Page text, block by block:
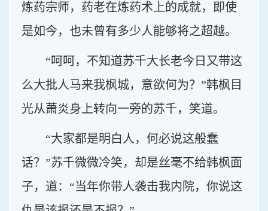
炼药宗师，药老在炼药术上的成就，即使
是如今，也未曾有多少人能够将之超越。
“呵呵，不知道苏千大长老今日又带这
么大批人马来我枫城，意欲何为？”韩枫目
光从萧炎身上转向一旁的苏千，笑道。
“大家都是明白人，何必说这般蠢
话？”苏千微微冷笑，却是丝毫不给韩枫面
子，道：“当年你带人袭击我内院，你说这